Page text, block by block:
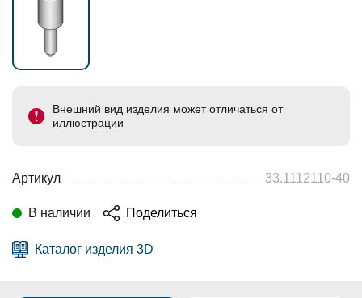
Внешний вид изделия может отличаться от
иллюстрации
Артикул 33.1112110-40
В наличии Поделиться
Каталог изделия 3D